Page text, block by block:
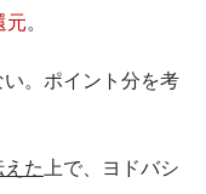
元。
。ポイント分を考
た 上で、ヨドバシ